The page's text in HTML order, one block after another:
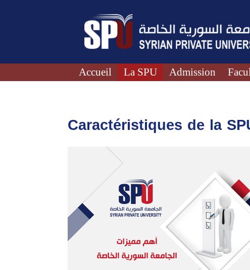
Accueil La SPU Admission
Caractéristiques de la